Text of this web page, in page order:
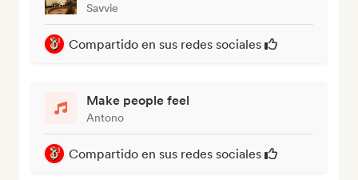
Savvie
Compartido en sus redes sociales
Make people feel
Antono
Compartido en sus redes sociales